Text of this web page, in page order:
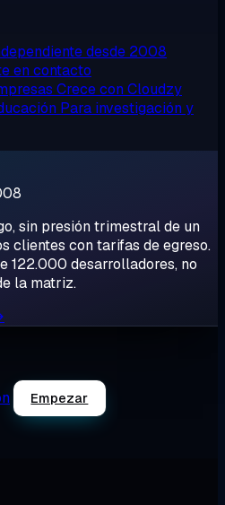
desde 2008
en contacto
Crece con Cloudzy
Para investigación y
sin presión trimestral de un
clientes con tarifas de egreso.
122.000 desarrolladores, no
la matriz.
Empezar